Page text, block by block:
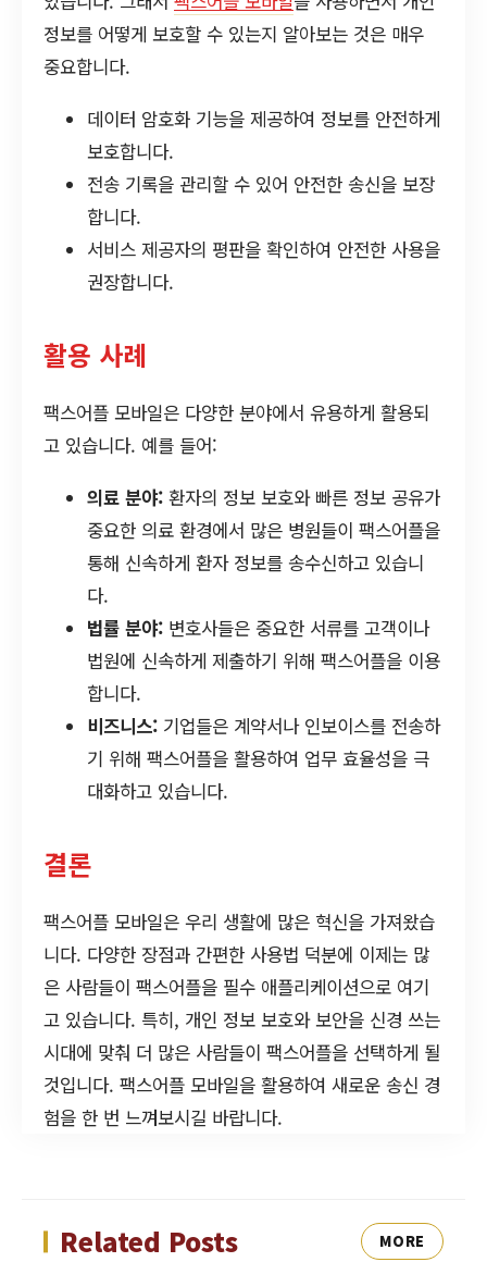
정보를 어떻게 보호할 수 있는지 알아보는 것은 매우
중요합니다.
데이터 암호화 기능을 제공하여 정보를 안전하게
보호합니다.
전송 기록을 관리할 수 있어 안전한 송신을 보장
합니다.
서비스 제공자의 평판을 확인하여 안전한 사용을
권장합니다.
활용 사례
팩스어플 모바일은 다양한 분야에서 유용하게 활용되
고 있습니다. 예를 들어:
의료 분야: 환자의 정보 보호와 빠른 정보 공유가
중요한 의료 환경에서 많은 병원들이 팩스어플을
통해 신속하게 환자 정보를 송수신하고 있습니
다.
법률 분야: 변호사들은 중요한 서류를 고객이나
법원에 신속하게 제출하기 위해 팩스어플을 이용
합니다.
비즈니스: 기업들은 계약서나 인보이스를 전송하
기 위해 팩스어플을 활용하여 업무 효율성을 극
대화하고 있습니다.
결론
팩스어플 모바일은 우리 생활에 많은 혁신을 가져왔습
니다. 다양한 장점과 간편한 사용법 덕분에 이제는 많
은 사람들이 팩스어플을 필수 애플리케이션으로 여기
고 있습니다. 특히, 개인 정보 보호와 보안을 신경 쓰는
시대에 맞춰 더 많은 사람들이 팩스어플을 선택하게 될
것입니다. 팩스어플 모바일을 활용하여 새로운 송신 경
험을 한 번 느껴보시길 바랍니다.
Related Posts MORE